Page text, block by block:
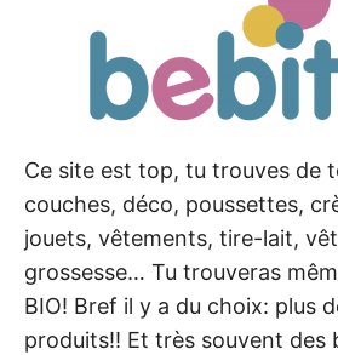
Ce site est top, tu trouves de
couches, déco, poussettes,
jouets, vêtements, tire-lait,
grossesse… Tu trouveras
BIO! Bref il y a du choix: plus
produits!! Et très souvent des